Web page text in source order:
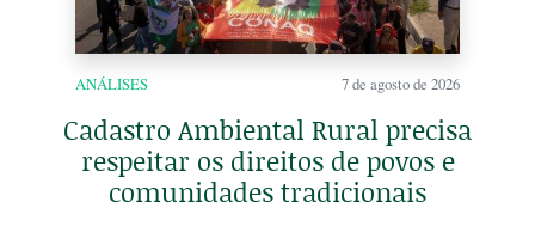
ANÁLISES 7 de agosto de 2026
Cadastro Ambiental Rural precisa
respeitar os direitos de povos e
comunidades tradicionais